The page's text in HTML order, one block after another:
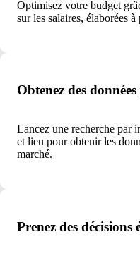
Optimisez votre budget
sur les salaires, élaborées
Obtenez des données
Lancez une recherche par
et lieu pour obtenir les
marché.
Prenez des décisions